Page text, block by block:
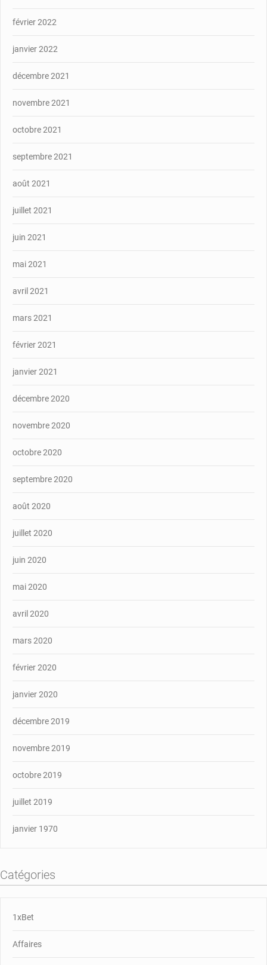
février 2022
janvier 2022
décembre 2021
novembre 2021
octobre 2021
septembre 2021
août 2021
juillet 2021
juin 2021
mai 2021
avril 2021
mars 2021
février 2021
janvier 2021
décembre 2020
novembre 2020
octobre 2020
septembre 2020
août 2020
juillet 2020
juin 2020
mai 2020
avril 2020
mars 2020
février 2020
janvier 2020
décembre 2019
novembre 2019
octobre 2019
juillet 2019
janvier 1970
Catégories
1xBet
Affaires